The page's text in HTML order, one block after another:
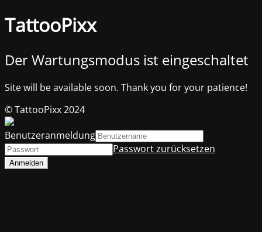
TattooPixx
Der Wartungsmodus ist eingeschaltet
Site will be available soon. Thank you for your patience!
© TattooPixx 2024
Benutzeranmeldung
Passwort zurücksetzen